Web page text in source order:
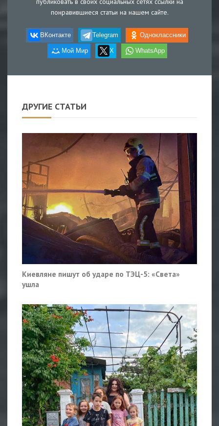
понравившиеся статьи на нашем сайте.
ВКонтакте Telegram Одноклассники
Мой Мир X WhatsApp
ДРУГИЕ СТАТЬИ
Киевляне пишут об ударе по ТЭЦ-5: «Света»
ушла